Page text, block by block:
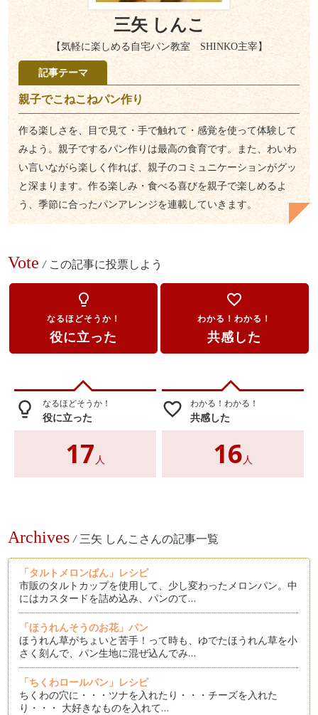
三矢 しんこ
【気軽に楽しめる自宅パン教室 SHINKO主宰】
記事テーマ
親子でこねこねパン作り
作る楽しさを、目で見て・手で触れて・感覚を使って体験して
みよう。親子でするパン作りは最高の食育です。また、わいわ
い言いながら楽しく作れば、親子のコミュニケーションがグッ
と深まります。作る楽しみ・食べる喜びを親子で楽しめるよ
う、季節に合ったパンアレンジを連載していきます。
Vote / この記事に投票しよう
lightbulb_outline
なるほどそうか！
役に立った
favorite_border
わかる！わかる！
共感した
lightbulb_outline なるほどそうか！
役に立った
17 人
favorite_border わかる！わかる！
共感した
16 人
Archives / 三矢 しんこさんの記事一覧
「タルトメロンぱん」レシピ
市販のタルトカップを使用して、少し変わったメロンパン。中
にはカスタードを詰め込み、パンのて…
「ほうれんそうのお花」パン
ほうれん草がちょいと苦手！って時も、ゆでたほうれん草を小
さく刻んで、パン生地に混ぜ込んでみ…
「ちくわロールパン」レシピ
ちくわの穴に・・・ツナを入れたり・・・チーズを入れた
り・・・ 大好きなものを入れて…